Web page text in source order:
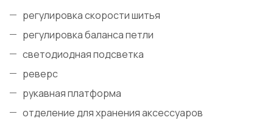
регулировка скорости шитья
регулировка баланса петли
светодиодная подсветка
реверс
рукавная платформа
отделение для хранения аксессуаров